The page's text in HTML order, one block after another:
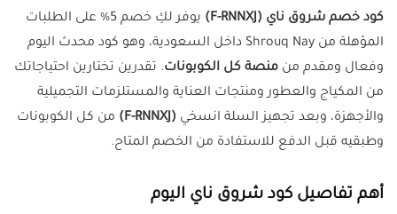
كود خصم شروق ناي (F-RNNXJ)
يوفر لكِ خصم 5% على الطلبات
المؤهلة من Shrouq Nay داخل السعودية، وهو كود محدث اليوم
وفعال ومقدم من منصة كل الكوبونات. تقدرين تختارين احتياجاتك
من المكياج والعطور ومنتجات العناية والمستلزمات التجميلية
والأجهزة، وبعد تجهيز السلة انسخي (F-RNNXJ)
من كل الكوبونات
وطبقيه قبل الدفع للاستفادة من الخصم المتاح.
أهم تفاصيل كود شروق ناي اليوم